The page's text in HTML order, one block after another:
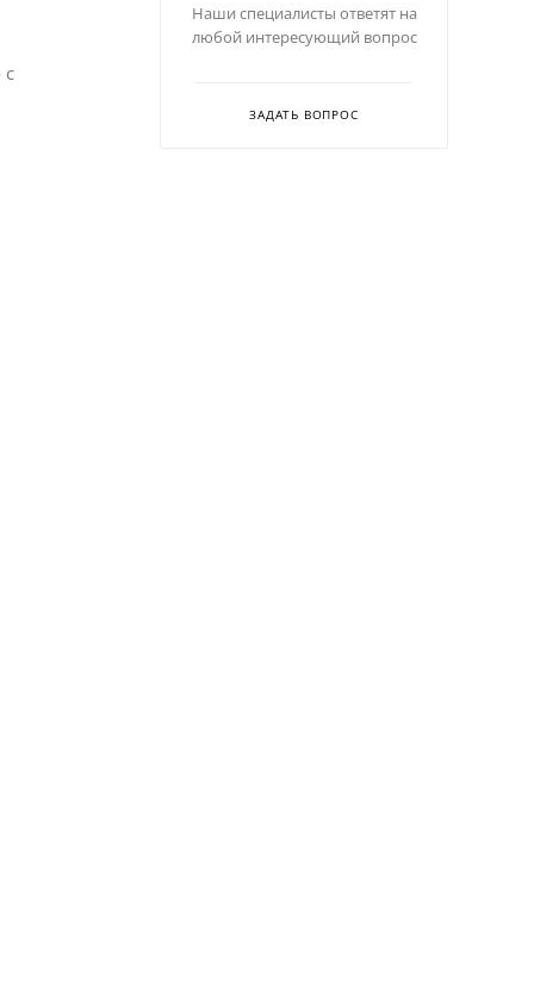
с
Наши специалисты ответят на
любой интересующий вопрос
ЗАДАТЬ ВОПРОС